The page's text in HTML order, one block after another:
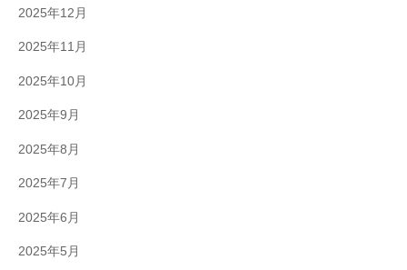
2025年12月
2025年11月
2025年10月
2025年9月
2025年8月
2025年7月
2025年6月
2025年5月